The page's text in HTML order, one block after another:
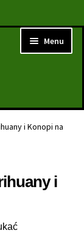
Menu
i Konopi na
i